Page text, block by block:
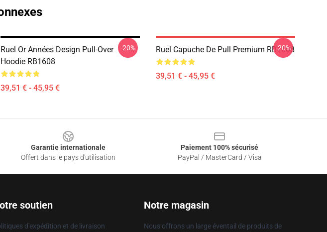
Ruel Or Années Design Pull-Over
Hoodie RB1608
39,51 € - 45,95 €
-20% Ruel Capuche De Pull Premium RB1608
39,51 € - 45,95 €
-20%
Garantie internationale
Offert dans le pays d'utilisation
Paiement 100% sécurisé
PayPal / MasterCard / Visa
soutien
d'expédition et de livraison
Notre magasin
Nous offrons un large éventail de produits de